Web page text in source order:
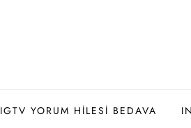
IGTV YORUM HILESI BEDAVA